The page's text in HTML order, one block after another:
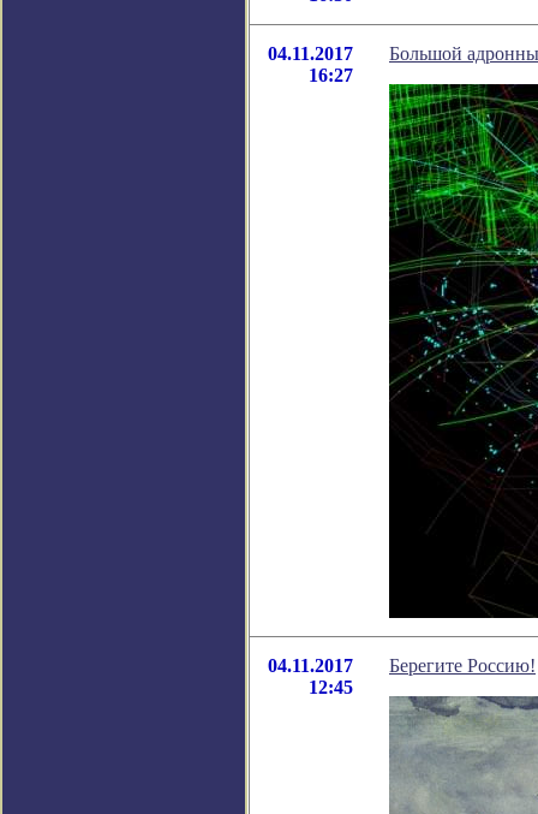
04.11.2017
16:27
Большой
04.11.2017
12:45
Берегите Россию!